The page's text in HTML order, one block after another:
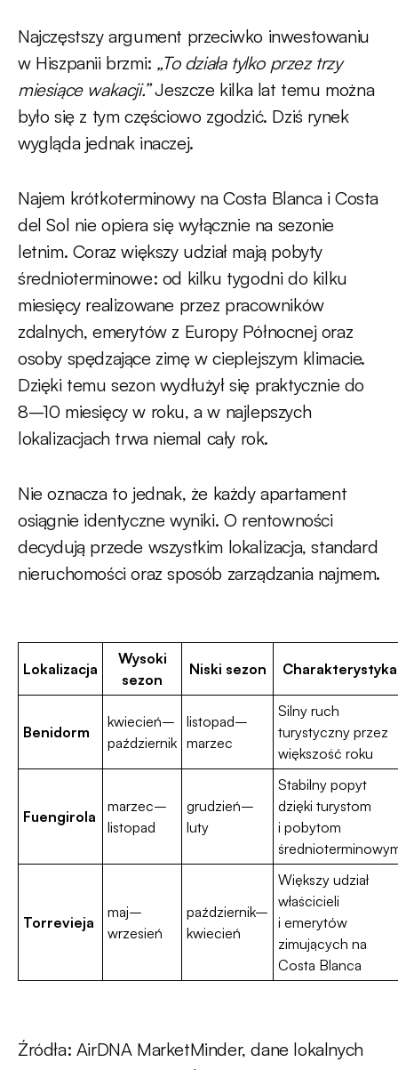
Najczęstszy argument przeciwko inwestowaniu
w Hiszpanii brzmi: „To działa tylko przez trzy
miesiące wakacji.”Jeszcze kilka lat temu można
było się z tym częściowo zgodzić. Dziś rynek
wygląda jednak inaczej.
Najem krótkoterminowy na Costa Blanca i Costa
del Sol nie opiera się wyłącznie na sezonie
letnim. Coraz większy udział mają pobyty
średnioterminowe: od kilku tygodni do kilku
miesięcy realizowane przez pracowników
zdalnych, emerytów z Europy Północnej oraz
osoby spędzające zimę w cieplejszym klimacie.
Dzięki temu sezon wydłużył się praktycznie do
8–10 miesięcy w roku, a w najlepszych
lokalizacjach trwa niemal cały rok.
Nie oznacza to jednak, że każdy apartament
osiągnie identyczne wyniki. O rentowności
decydują przede wszystkim lokalizacja, standard
nieruchomości oraz sposób zarządzania najmem.
Lokalizacja
Wysoki
sezon
Niski sezon Charakterystyka
Benidorm
kwiecień–
październik
listopad–
marzec
Silny ruch
turystyczny przez
większość roku
Fuengirola
marzec–
listopad
grudzień–
luty
Stabilny popyt
dzięki turystom
i pobytom
Torrevieja
maj–
wrzesień
październik–
kwiecień
Większy udział
właścicieli
i emerytów
zimujących na
Costa Blanca
Źródła: AirDNA MarketMinder, dane lokalnych